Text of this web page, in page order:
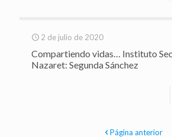
2 de julio de 2020
Compartiendo vidas… Instituto
Nazaret: Segunda Sánchez
Página anterior